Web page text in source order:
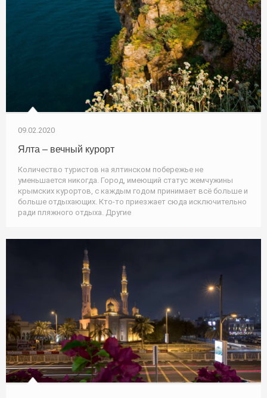
09.02.2020
Ялта – вечный курорт
Количество туристов на ялтинском побережье не
уменьшается никогда. Город, имеющий статус жемчужины
крымских курортов, с каждым годом принимает всё больше и
больше отдыхающих. Кто-то приезжает сюда исключительно
ради пляжного отдыха. Другие